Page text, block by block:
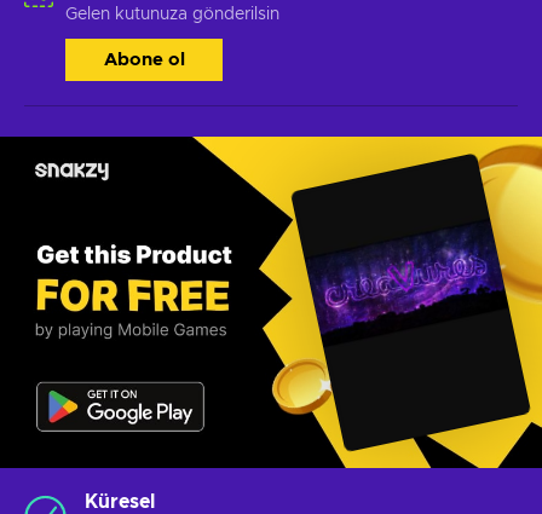
Gelen kutunuza gönderilsin
Abone ol
Küresel